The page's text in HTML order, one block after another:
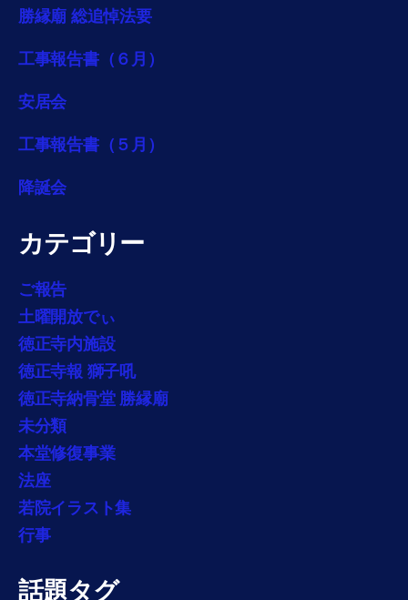
勝縁廟 総追悼法要
工事報告書（６月）
安居会
工事報告書（５月）
降誕会
カテゴリー
ご報告
土曜開放でぃ
徳正寺内施設
徳正寺報 獅子吼
徳正寺納骨堂 勝縁廟
未分類
本堂修復事業
法座
若院イラスト集
行事
話題タグ